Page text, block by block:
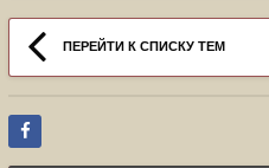
ПЕРЕЙТИ К СПИСКУ ТЕМ